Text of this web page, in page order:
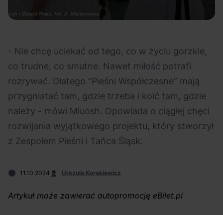
06.08.2026
Kto jest
prawdziwym fanem
Chivasa?
eBilet Festiwal 05.08.2026
Aplikacja
KAMAAAN nową
inicjatywą eBilet
jednoczącą fanów
Muiosh i Zespół Śląsk, fot. A. Walterowicz
- Nie chcę uciekać od tego, co w życiu gorzkie,
co trudne, co smutne. Nawet miłość potrafi
rozrywać. Dlatego “Pieśni Współczesne” mają
przygniatać tam, gdzie trzeba i koić tam, gdzie
należy - mówi Miuosh. Opowiada o ciągłej chęci
rozwijania wyjątkowego projektu, który stworzył
z Zespołem Pieśni i Tańca Śląsk.
11.10.2024 Urszula Korąkiewicz
Artykuł może zawierać autopromocję eBilet.pl